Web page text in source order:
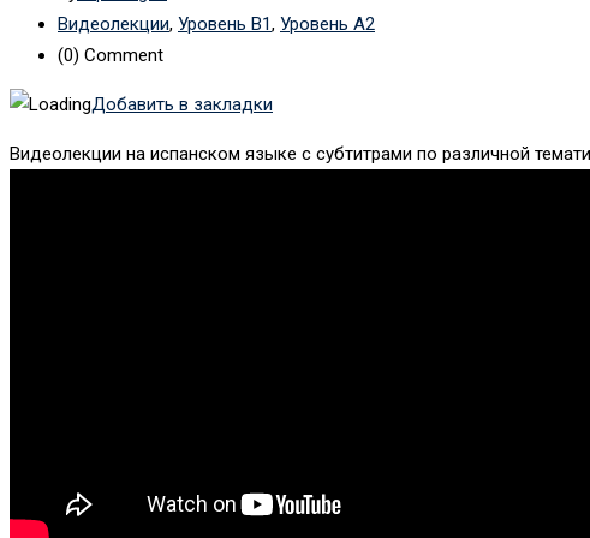
Видеолекции, Уровень B1, Уровень А2
(0) Comment
Добавить в закладки
Видеолекции на испанском языке с субтитрами по различной